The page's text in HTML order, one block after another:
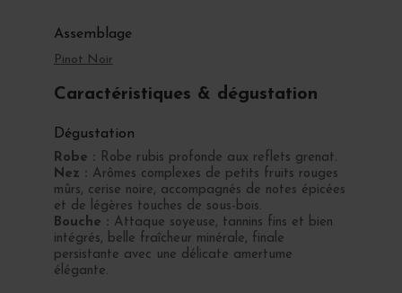
Assemblage
Pinot Noir
Caractéristiques & dégustation
Dégustation
Robe : Robe rubis profonde aux reflets grenat.
Nez : Arômes complexes de petits fruits rouges
mûrs, cerise noire, accompagnés de notes épicées
et de légères touches de sous-bois.
Bouche : Attaque soyeuse, tannins fins et bien
intégrés, belle fraîcheur minérale, finale
persistante avec une délicate amertume
élégante.